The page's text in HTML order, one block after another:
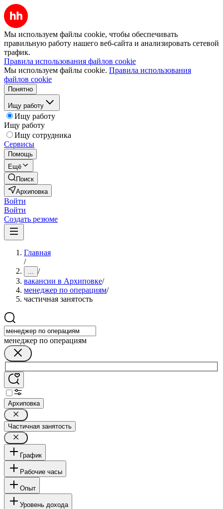
Мы используем файлы cookie, чтобы обеспечивать
правильную работу нашего веб-сайта и анализировать сетевой
трафик.
Правила использования файлов cookie
Мы используем файлы cookie. Правила использования
файлов cookie
Понятно
Ищу работу
Ищу работу
Ищу работу
Ищу сотрудника
Сервисы
Помощь
Ещё
Поиск
Архиповка
Войти
Войти
Создать резюме
Главная
/
... /
вакансии в Архиповке/
менеджер по операциям/
частичная занятость
менеджер по операциям
Архиповка
Частичная занятость
График
Рабочие часы
Опыт
Уровень дохода